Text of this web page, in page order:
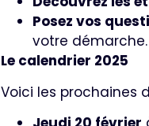
Posez vos
votre démarche.
Le calendrier 2025
Voici les prochaines